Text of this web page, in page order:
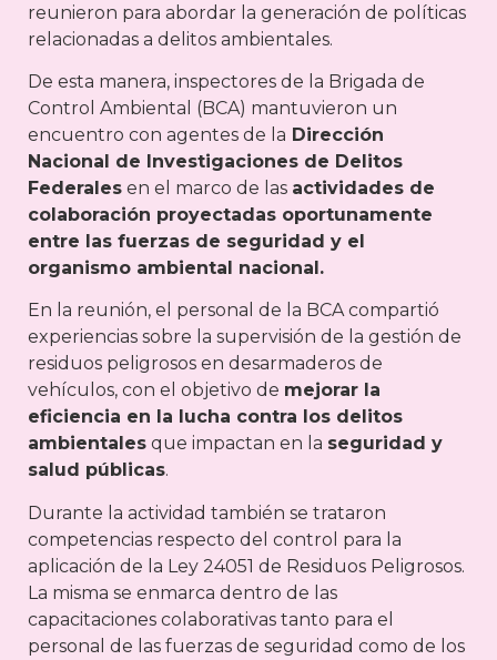
reunieron para abordar la generación de políticas
relacionadas a delitos ambientales.
De esta manera, inspectores de la Brigada de
Control Ambiental (BCA) mantuvieron un
encuentro con agentes de la Dirección
Nacional de Investigaciones de Delitos
Federales en el marco de las actividades de
colaboración proyectadas oportunamente
entre las fuerzas de seguridad y el
organismo ambiental nacional.
En la reunión, el personal de la BCA compartió
experiencias sobre la supervisión de la gestión de
residuos peligrosos en desarmaderos de
vehículos, con el objetivo de mejorar la
eficiencia en la lucha contra los delitos
ambientales que impactan en la seguridad y
salud públicas.
Durante la actividad también se trataron
competencias respecto del control para la
aplicación de la Ley 24051 de Residuos Peligrosos.
La misma se enmarca dentro de las
capacitaciones colaborativas tanto para el
personal de las fuerzas de seguridad como de los